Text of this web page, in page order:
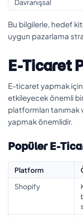
Davranışsal
Bu bilgilerle, hedef
uygun pazarlama
E-Ticaret
E-ticaret yapmak
etkileyecek önemli
platformları tanımak
yapmak önemlidir.
Popüler E-
Platform
Shopify